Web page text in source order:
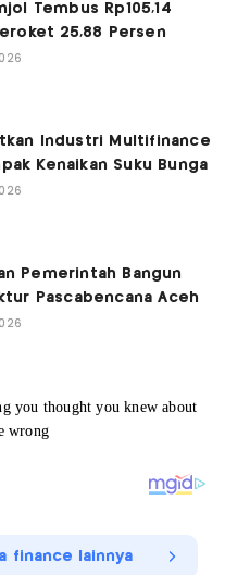
Tembus Rp105,14
25,88 Persen
Industri Multifinance
Kenaikan Suku Bunga
Pemerintah Bangun
Pascabencana Aceh
finance lainnya